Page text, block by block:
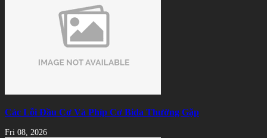
Các Lỗi Đầu Cơ Và Phíp Cơ Bida Thường Gặp
Fri 08, 2026